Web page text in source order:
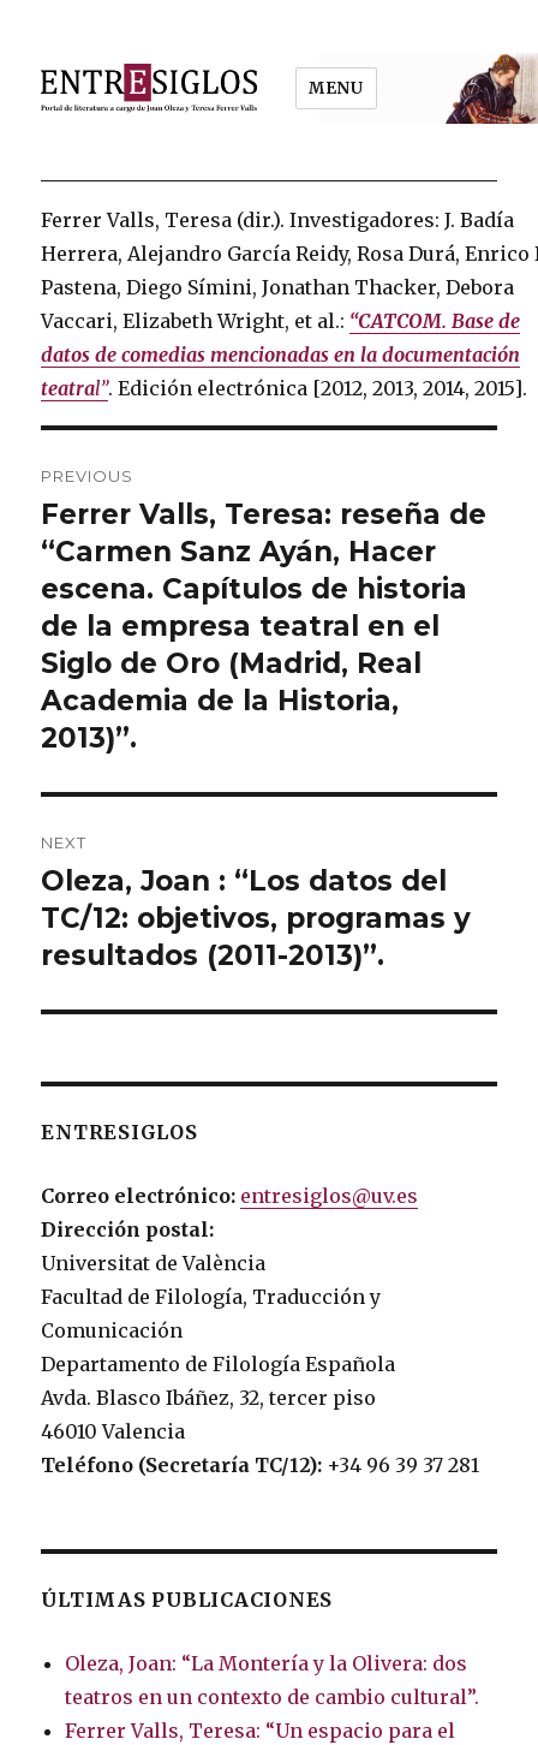
MENU
Ferrer Valls, Teresa (dir.). Investigadores: J. Badía
Herrera, Alejandro García Reidy, Rosa Durá, Enrico
Pastena, Diego Símini, Jonathan Thacker, Debora
Vaccari, Elizabeth Wright, et al.: “CATCOM. Base de
datos de comedias mencionadas en la documentación
teatral”. Edición electrónica [2012, 2013, 2014, 2015].
navigation
PREVIOUS
Previous
post:
Ferrer Valls, Teresa: reseña de
“Carmen Sanz Ayán, Hacer
escena. Capítulos de historia
de la empresa teatral en el
Siglo de Oro (Madrid, Real
Academia de la Historia,
2013)”.
NEXT
Next
post:
Oleza, Joan : “Los datos del
TC/12: objetivos, programas y
resultados (2011-2013)”.
ENTRESIGLOS
Correo electrónico: entresiglos@uv.es
Dirección postal:
Universitat de València
Facultad de Filología, Traducción y
Comunicación
Departamento de Filología Española
Avda. Blasco Ibáñez, 32, tercer piso
46010 Valencia
Teléfono (Secretaría TC/12): +34 96 39 37 281
ÚLTIMAS PUBLICACIONES
Oleza, Joan: “La Montería y la Olivera: dos
teatros en un contexto de cambio cultural”.
Ferrer Valls, Teresa: “Un espacio para el